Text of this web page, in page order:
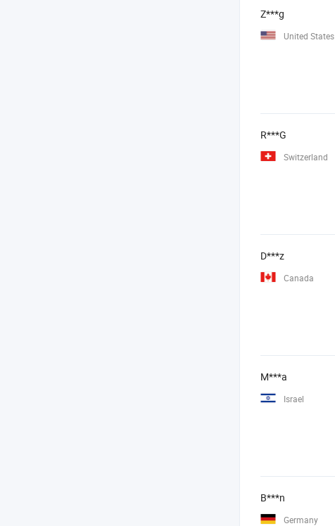
Z***g
United States
R***G
Switzerland
D***z
Canada
M***a
Israel
B***n
Germany